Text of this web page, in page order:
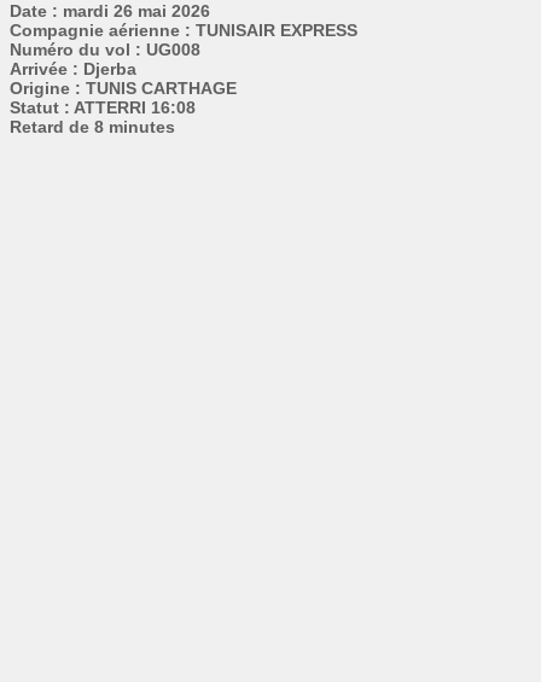
Date : mardi 26 mai 2026
Compagnie aérienne : TUNISAIR EXPRESS
Numéro du vol : UG008
Arrivée : Djerba
Origine : TUNIS CARTHAGE
Statut : ATTERRI 16:08
Retard de 8 minutes